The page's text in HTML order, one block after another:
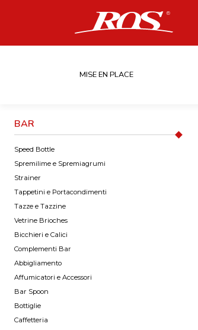
MISE EN PLACE
BAR
Speed Bottle
Spremilime e Spremiagrumi
Strainer
Tappetini e Portacondimenti
Tazze e Tazzine
Vetrine Brioches
Bicchieri e Calici
Complementi Bar
Abbigliamento
Affumicatori e Accessori
Bar Spoon
Bottiglie
Caffetteria